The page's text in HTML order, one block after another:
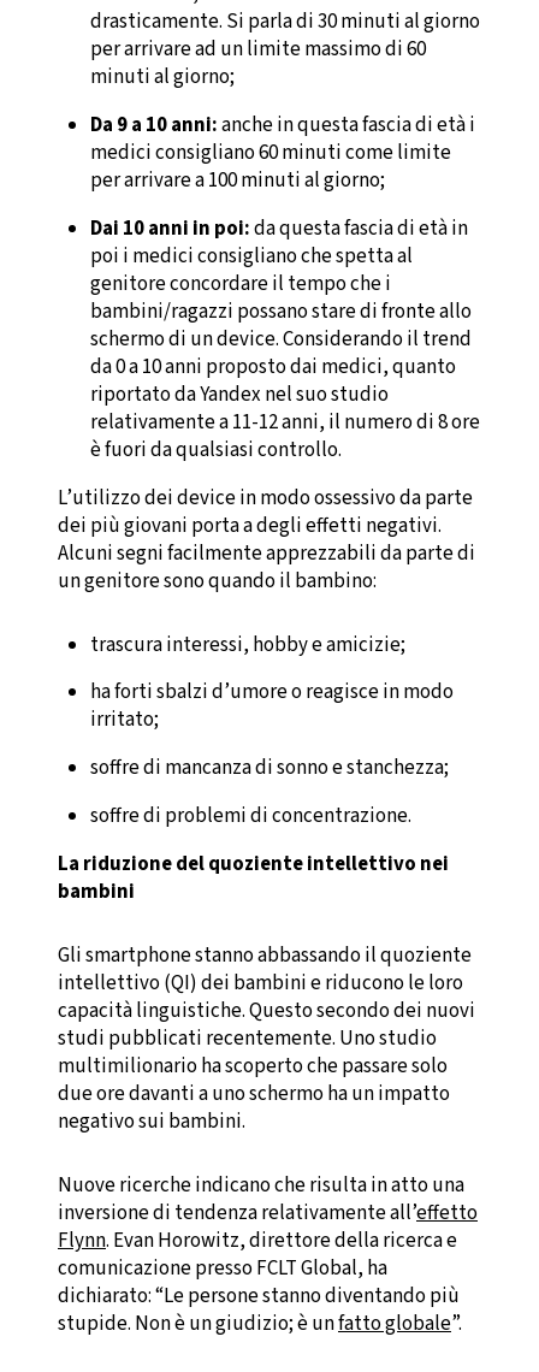
drasticamente. Si parla di 30 minuti al giorno
per arrivare ad un limite massimo di 60
minuti al giorno;
Da 9 a 10 anni:anche in questa fascia di età i
medici consigliano 60 minuti come limite
per arrivare a 100 minuti al giorno;
Dai 10 anni in poi:da questa fascia di età in
poi i medici consigliano che spetta al
genitore concordare il tempo che i
bambini/ragazzi possano stare di fronte allo
schermo di un device. Considerando il trend
da 0 a 10 anni proposto dai medici, quanto
riportato da Yandex nel suo studio
relativamente a 11-12 anni, il numero di 8 ore
è fuori da qualsiasi controllo.
L’utilizzo dei device in modo ossessivo da parte
dei più giovani porta a degli effetti negativi.
Alcuni segni facilmente apprezzabili da parte di
un genitore sono quando il bambino:
trascura interessi, hobby e amicizie;
ha forti sbalzi d’umore o reagisce in modo
irritato;
soffre di mancanza di sonno e stanchezza;
soffre di problemi di concentrazione.
La riduzione del quoziente intellettivo nei
bambini
Gli smartphone stanno abbassando il quoziente
intellettivo (QI) dei bambini e riducono le loro
capacità linguistiche. Questo secondo dei nuovi
studi pubblicati recentemente. Uno studio
multimilionario ha scoperto che passare solo
due ore davanti a uno schermo ha un impatto
negativo sui bambini.
Nuove ricerche indicano che risulta in atto una
inversione di tendenza relativamente all’effetto
Flynn. Evan Horowitz, direttore della ricerca e
comunicazione presso FCLT Global, ha
dichiarato: “Le persone stanno diventando più
stupide. Non è un giudizio; è unfatto globale”.